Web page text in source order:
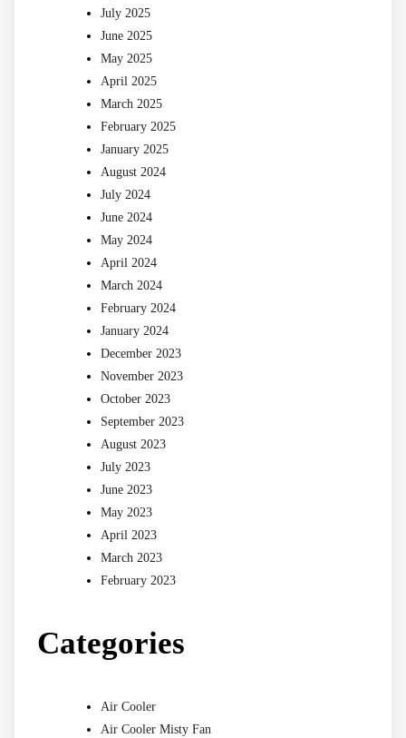
July 2025
June 2025
May 2025
April 2025
March 2025
February 2025
January 2025
August 2024
July 2024
June 2024
May 2024
April 2024
March 2024
February 2024
January 2024
December 2023
November 2023
October 2023
September 2023
August 2023
July 2023
June 2023
May 2023
April 2023
March 2023
February 2023
Categories
Air Cooler
Air Cooler Misty Fan